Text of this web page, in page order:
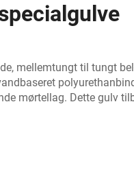
mellemtungt til tungt
mørtellag. Dette gulv